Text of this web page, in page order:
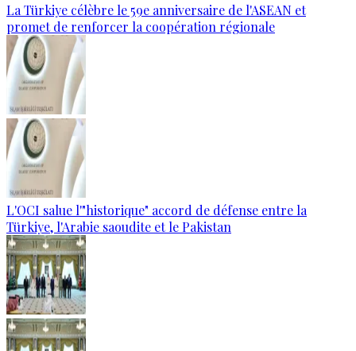
La Türkiye célèbre le 59e anniversaire de l'ASEAN et
promet de renforcer la coopération régionale
L'OCI salue l'"historique" accord de défense entre la
Türkiye, l'Arabie saoudite et le Pakistan